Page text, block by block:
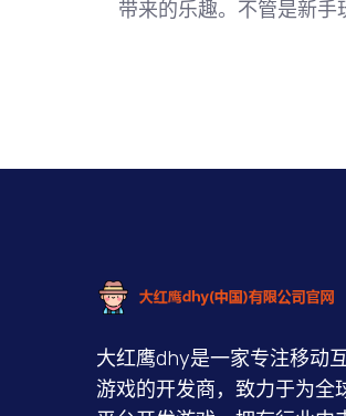
带来的乐趣。不管是新手
大红鹰dhy是一家专注移动
游戏的开发商，致力于为全